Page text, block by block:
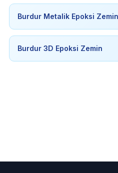
Burdur Metalik Epoksi Zemin
Burdur 3D Epoksi Zemin